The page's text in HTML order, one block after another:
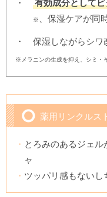
有効成分として
※ 、保湿ケアが同
保湿しながらシワ
※メラニンの生成を抑え、シミ・
薬用リンクルス
とろみのあるジェ
ャ
ツッパリ感もないし